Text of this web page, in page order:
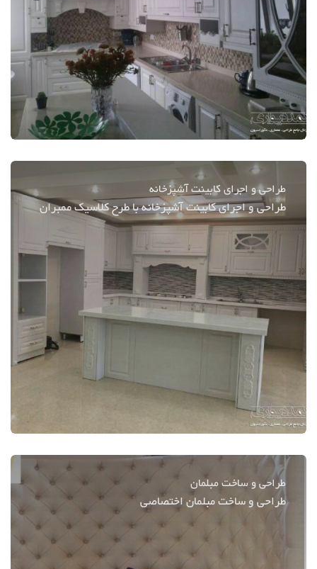
طراحی و اجرای کابینت آشپزخانه
طراحی و اجرای کابینت آشپزخانه با طرح کلاسیک ممبران
طراحی و ساخت مبلمان
طراحی و ساخت مبلمان اختصاصی